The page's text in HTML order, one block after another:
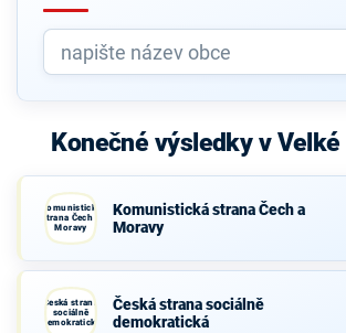
Konečné výsledky v
Komunistická
strana Čech a
Moravy
Komunistická strana Čech a
Moravy
Česká strana
sociálně
demokratická
Česká strana sociálně
demokratická